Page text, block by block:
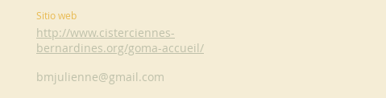
Sitio web
http://www.cisterciennes-
bernardines.org/goma-accueil/
bmjulienne@gmail.com